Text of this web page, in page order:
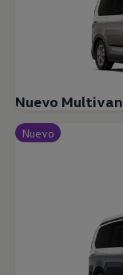
Nuevo Multivan
Nuevo